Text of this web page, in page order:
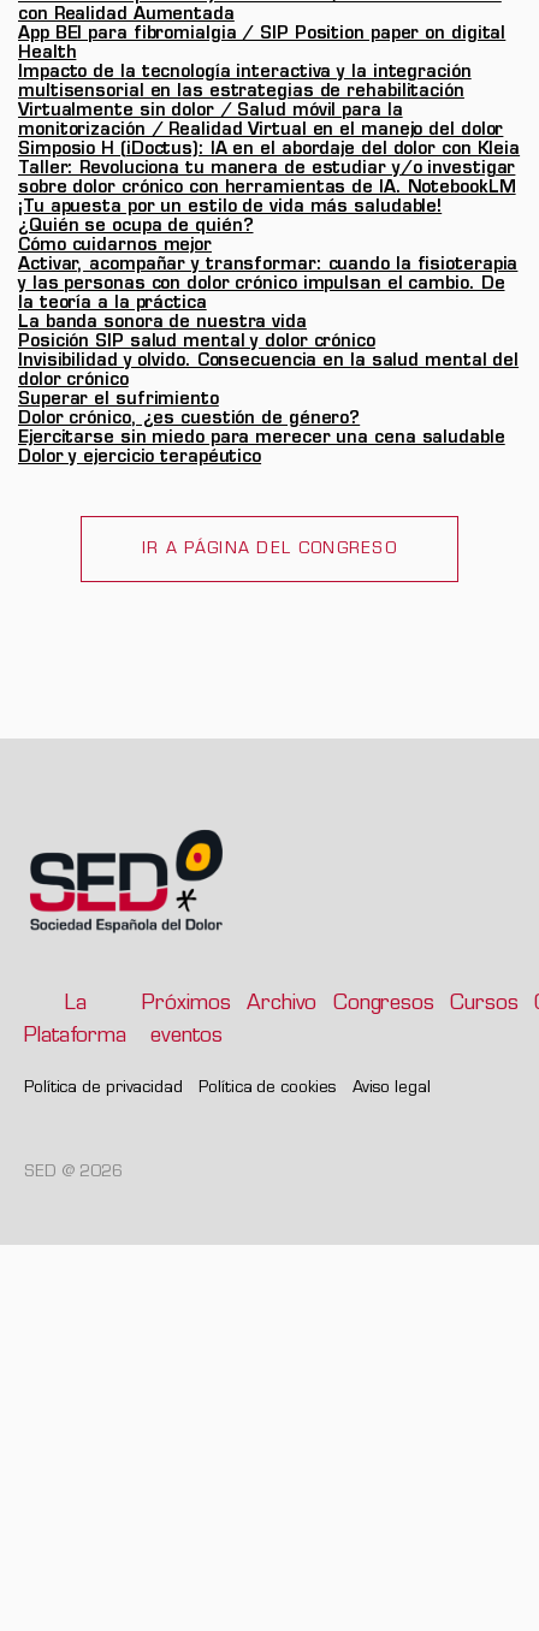
con Realidad Aumentada
App BEI para fibromialgia / SIP Position paper on digital
Health
Impacto de la tecnología interactiva y la integración
multisensorial en las estrategias de rehabilitación
Virtualmente sin dolor / Salud móvil para la
monitorización / Realidad Virtual en el manejo del dolor
Simposio H (iDoctus): IA en el abordaje del dolor con Kleia
Taller: Revoluciona tu manera de estudiar y/o investigar
sobre dolor crónico con herramientas de IA. NotebookLM
¡Tu apuesta por un estilo de vida más saludable!
¿Quién se ocupa de quién?
Cómo cuidarnos mejor
Activar, acompañar y transformar: cuando la fisioterapia
y las personas con dolor crónico impulsan el cambio. De
la teoría a la práctica
La banda sonora de nuestra vida
Posición SIP salud mental y dolor crónico
Invisibilidad y olvido. Consecuencia en la salud mental del
dolor crónico
Superar el sufrimiento
Dolor crónico, ¿es cuestión de género?
Ejercitarse sin miedo para merecer una cena saludable
Dolor y ejercicio terapéutico
IR A PÁGINA DEL CONGRESO
La
Plataforma
Próximos
eventos
Archivo Congresos Cursos
Política de privacidad Política de cookies Aviso legal
SED @ 2026